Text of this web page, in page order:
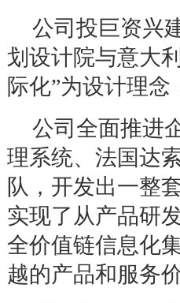
公司投巨资兴
划设计院与意大利
际化”为设计理念
公司全面推进
理系统、法国达
队，开发出一整
实现了从产品研
全价值链信息化
越的产品和服务价